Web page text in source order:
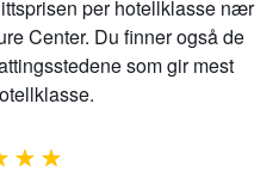
per hotellklasse nær
Center. Du finner også de
som gir mest
4 stjerner